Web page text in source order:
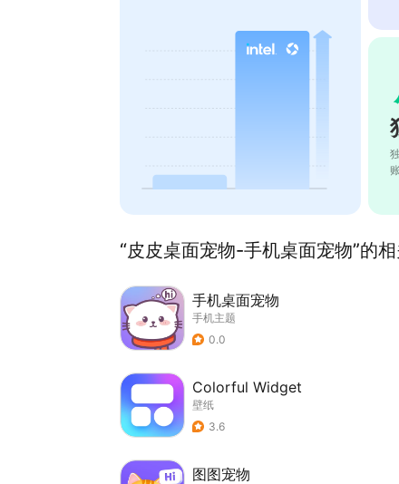
“皮皮桌面宠物-手机桌面宠物”的
手机桌面宠物
手机主题
0.0
Colorful Widget
壁纸
3.6
图图宠物